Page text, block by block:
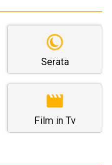
Serata
Film in Tv